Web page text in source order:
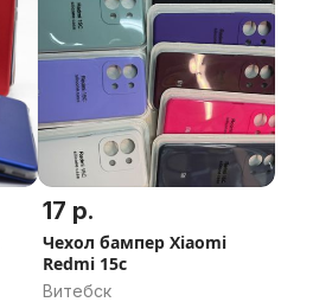
17 р.
Чехол бампер Xiaomi
Redmi 15c
Витебск